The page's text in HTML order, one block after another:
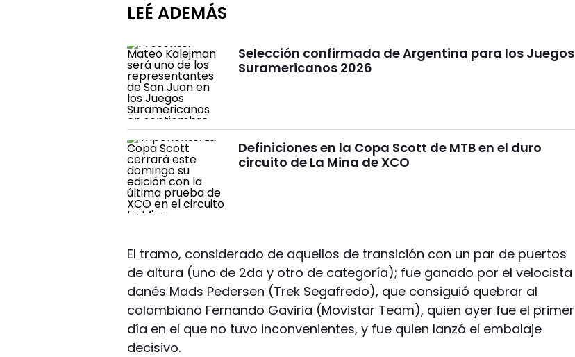
LEÉ ADEMÁS
Selección confirmada de Argentina para los Juegos
Suramericanos 2026
Definiciones en la Copa Scott de MTB en el duro
circuito de La Mina de XCO
El tramo, considerado de aquellos de transición con un par de puertos
de altura (uno de 2da y otro de categoría); fue ganado por el velocista
danés Mads Pedersen (Trek Segafredo), que consiguió quebrar al
colombiano Fernando Gaviria (Movistar Team), quien ayer fue el primer
día en el que no tuvo inconvenientes, y fue quien lanzó el embalaje
decisivo.